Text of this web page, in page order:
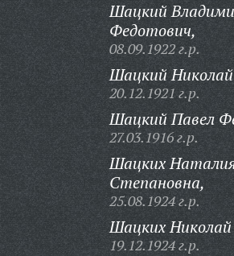
Шацкий
Федотович,
08.09.1922 г.р.
Шацкий Николай
20.12.1921 г.р.
Шацкий Павел
27.03.1916 г.р.
Шацких
Степановна,
25.08.1924 г.р.
Шацких Николай
19.12.1924 г.р.